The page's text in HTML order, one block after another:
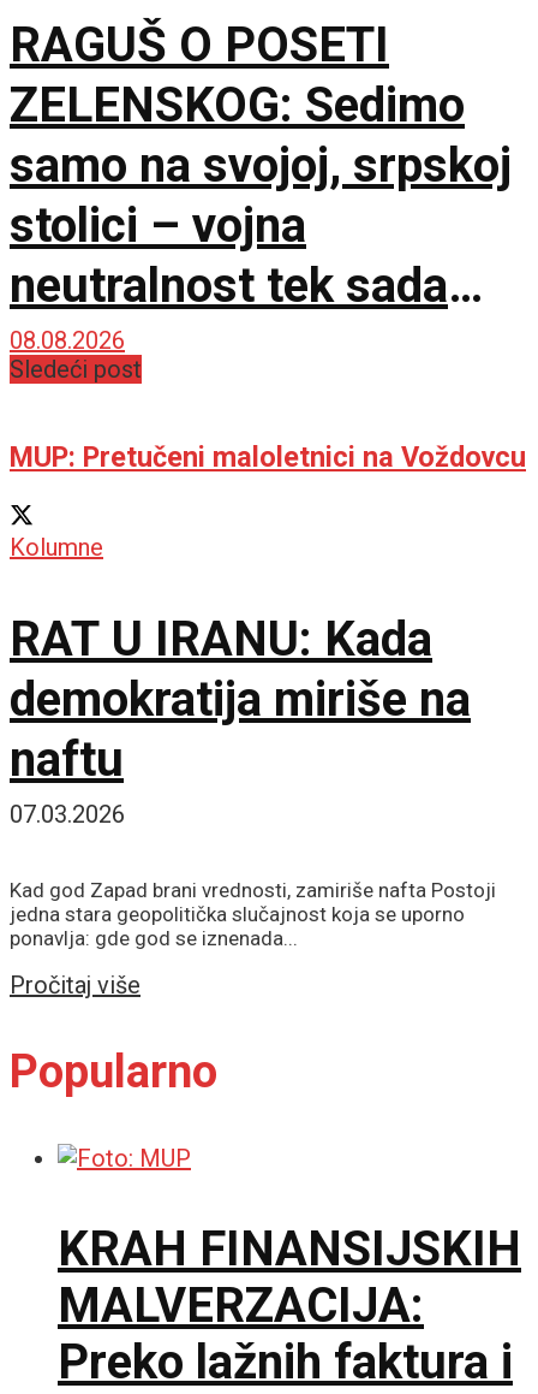
RAGUŠ O POSETI
ZELENSKOG: Sedimo
samo na svojoj, srpskoj
stolici – vojna
neutralnost tek sada
dobija na značaju
08.08.2026
Sledeći post
MUP: Pretučeni maloletnici na Voždovcu
Kolumne
RAT U IRANU: Kada
demokratija miriše na
naftu
07.03.2026
Kad god Zapad brani vrednosti, zamiriše nafta Postoji
jedna stara geopolitička slučajnost koja se uporno
ponavlja: gde god se iznenada...
Pročitaj više
Popularno
KRAH FINANSIJSKIH
MALVERZACIJA:
Preko lažnih faktura i